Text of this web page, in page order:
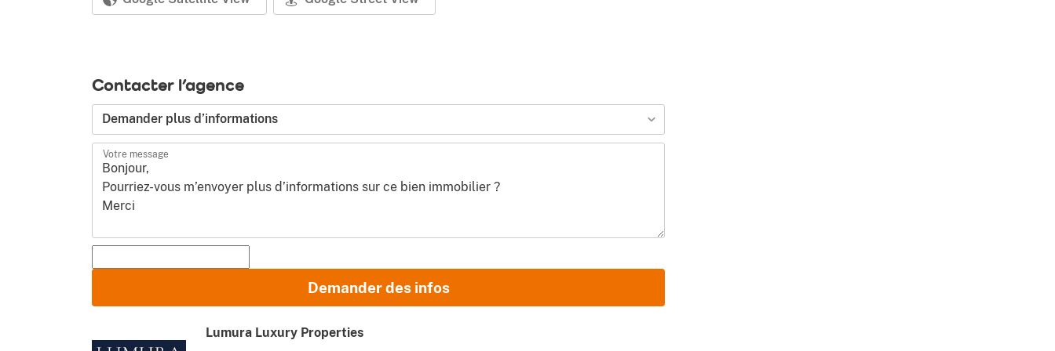
Contacter l’agence
Demander plus d’informations
Votre message
Prénom et Nom
E-mail
Demander des infos
Lumura Luxury Properties